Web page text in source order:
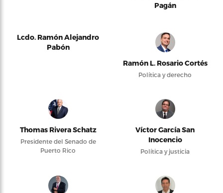
Pagán
Lcdo. Ramón Alejandro
Pabón
Ramón L. Rosario Cortés
Política y derecho
Thomas Rivera Schatz
Presidente del Senado de
Puerto Rico
Víctor García San
Inocencio
Política y justicia